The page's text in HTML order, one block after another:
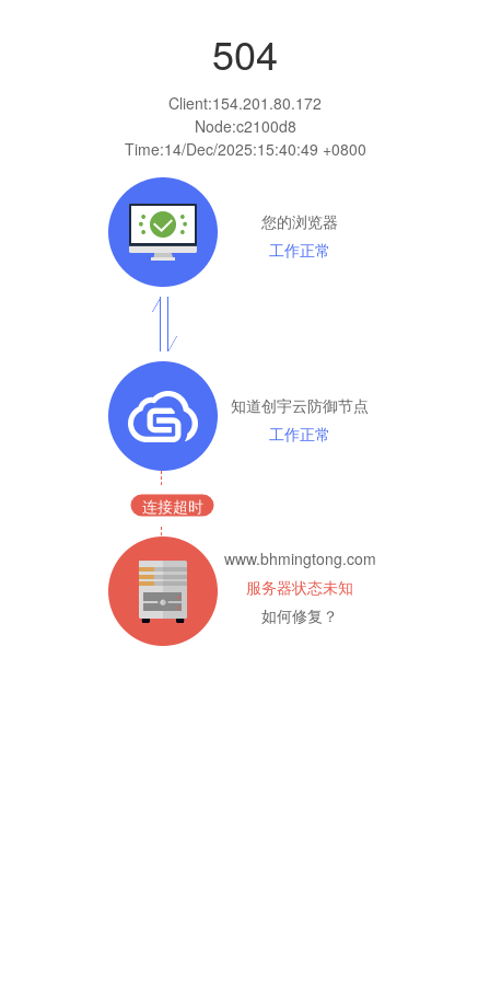
504
Client:154.201.80.172
Node:c2100d8
Time:14/Dec/2025:15:40:49 +0800
您的浏览器
工作正常
知道创宇云防御节点
工作正常
连接超时
www.bhmingtong.com
服务器状态未知
如何修复？